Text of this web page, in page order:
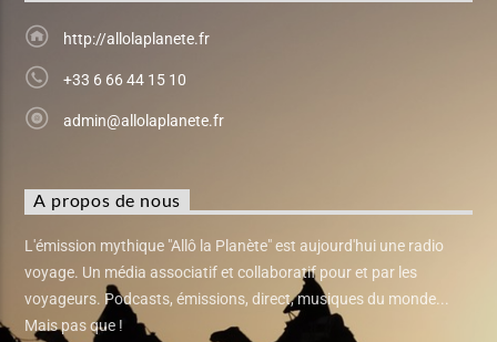
http://allolaplanete.fr
+33 6 66 44 15 10
admin@allolaplanete.fr
A propos de nous
L'émission mythique "Allô la Planète" est aujourd'hui une radio
voyage. Un média associatif et collaboratif pour et par les
voyageurs. Podcasts, émissions, direct, musiques du monde...
Mais pas que !